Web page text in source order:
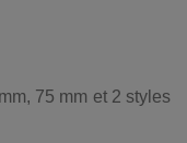
75 mm et 2 styles